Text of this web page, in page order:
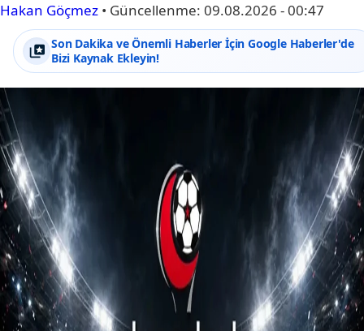
Hakan Göçmez • Güncellenme: 09.08.2026 - 00:47
Son Dakika ve Önemli Haberler İçin Google Haberler'de
Bizi Kaynak Ekleyin!